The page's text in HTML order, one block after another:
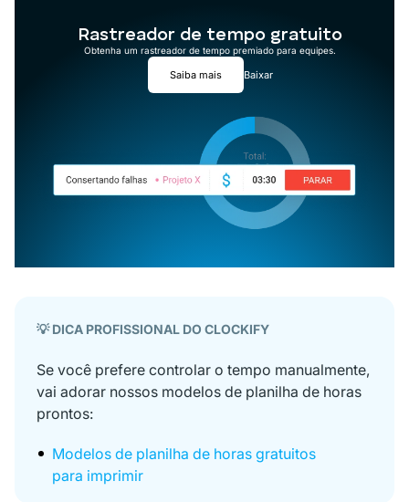
Rastreador de tempo gratuito
Obtenha um rastreador de tempo premiado para equipes.
Saiba mais Baixar
💡 DICA PROFISSIONAL DO CLOCKIFY
Se você prefere controlar o tempo manualmente,
vai adorar nossos modelos de planilha de horas
prontos:
Modelos de planilha de horas gratuitos
para imprimir